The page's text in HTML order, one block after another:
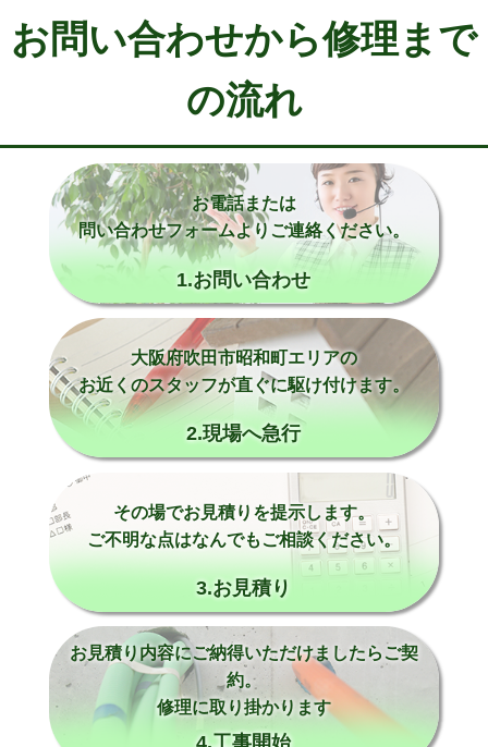
お問い合わせから修理まで
の流れ
お電話または
問い合わせフォームよりご連絡ください。
1.お問い合わせ
大阪府吹田市昭和町エリアの
お近くのスタッフが直ぐに駆け付けます。
2.現場へ急行
その場でお見積りを提示します。
ご不明な点はなんでもご相談ください。
3.お見積り
お見積り内容にご納得いただけましたらご契
約。
修理に取り掛かります
4.工事開始